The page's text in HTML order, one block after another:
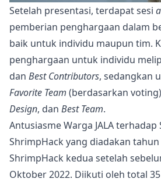
Setelah presentasi, terdapat sesi
pemberian penghargaan dalam
baik untuk individu maupun tim.
penghargaan untuk individu
dan Best Contributors, sedangkan
Favorite Team (berdasarkan
Design, dan Best Team.
Antusiasme Warga JALA terhadap
ShrimpHack yang diadakan
ShrimpHack kedua setelah
Oktober 2022. Diikuti oleh total